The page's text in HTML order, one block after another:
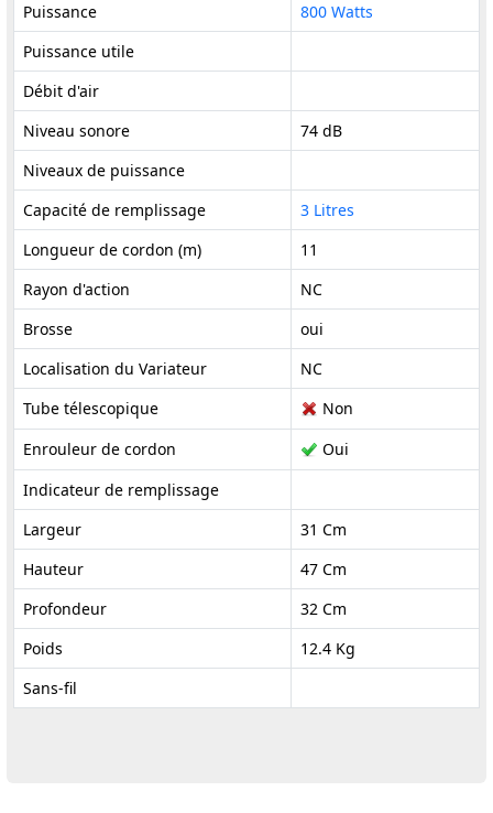
Puissance
800 Watts
Puissance utile
Débit d'air
Niveau sonore
74 dB
Niveaux de puissance
Capacité de remplissage
3 Litres
Longueur de cordon (m)
11
Rayon d'action
NC
Brosse
oui
Localisation du Variateur
NC
Tube télescopique
Non
Enrouleur de cordon
Oui
Indicateur de remplissage
Largeur
31 Cm
Hauteur
47 Cm
Profondeur
32 Cm
Poids
12.4 Kg
Sans-fil